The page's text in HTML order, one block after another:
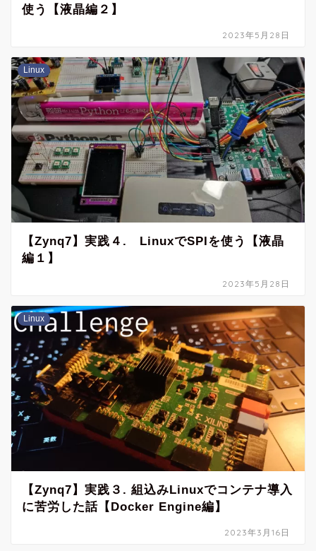
使う【液晶編２】
2023年5月28日
Linux
【Zynq7】実践４. LinuxでSPIを使う【液晶
編１】
2023年5月28日
Linux
【Zynq7】実践３. 組込みLinuxでコンテナ導入
に苦労した話【Docker Engine編】
2023年3月16日